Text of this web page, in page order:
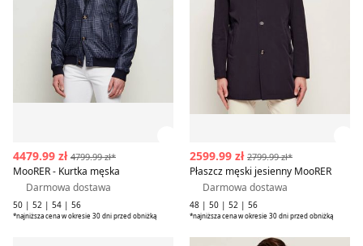
4479.99 zł 4799.99 zł*
MooRER - Kurtka męska
Darmowa dostawa
50 | 52 | 54 | 56
*najniższa cena w okresie 30 dni przed obniżką
2599.99 zł 2799.99 zł*
Płaszcz męski jesienny MooRER
Darmowa dostawa
48 | 50 | 52 | 56
*najniższa cena w okresie 30 dni przed obniżką